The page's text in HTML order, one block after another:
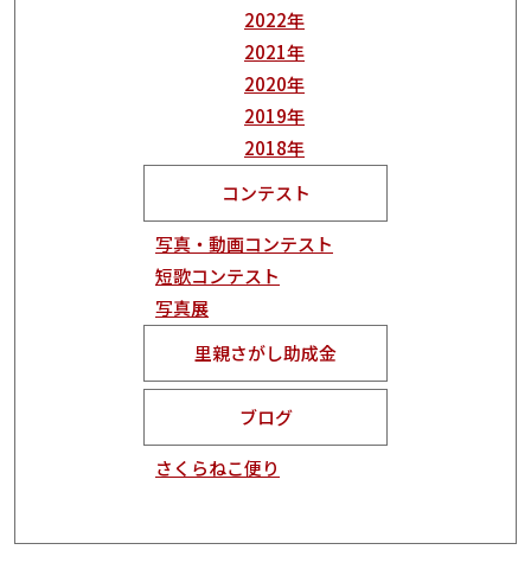
2022年
2021年
2020年
2019年
2018年
コンテスト
写真・動画コンテスト
短歌コンテスト
写真展
里親さがし助成金
ブログ
さくらねこ便り